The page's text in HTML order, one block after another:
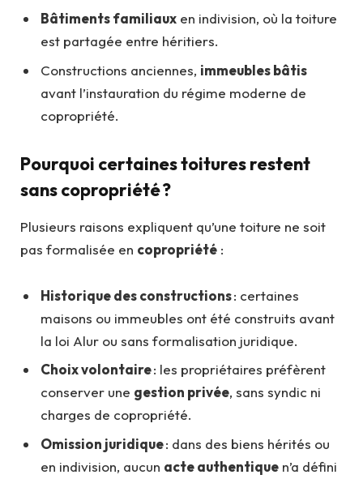
Bâtiments familiaux en indivision, où la toiture
est partagée entre héritiers.
Constructions anciennes, immeubles bâtis
avant l’instauration du régime moderne de
copropriété.
Pourquoi certaines toitures restent
sans copropriété ?
Plusieurs raisons expliquent qu’une toiture ne soit
pas formalisée en copropriété :
Historique des constructions: certaines
maisons ou immeubles ont été construits avant
la loi Alur ou sans formalisation juridique.
Choix volontaire: les propriétaires préfèrent
conserver une gestion privée, sans syndic ni
charges de copropriété.
Omission juridique: dans des biens hérités ou
en indivision, aucun acte authentique n’a défini